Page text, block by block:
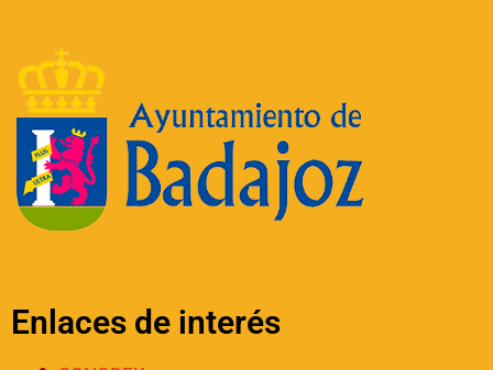
Enlaces de interés